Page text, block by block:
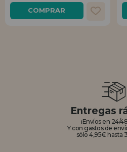
COMPRAR
Entregas
¡Envíos en 24/
Y con gastos de
sólo 4,95€ hasta